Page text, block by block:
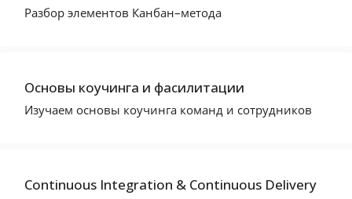
Разбор элементов Канбан–метода
Основы коучинга и фасилитации
Изучаем основы коучинга команд и сотрудников
Continuous Integration & Continuous Delivery